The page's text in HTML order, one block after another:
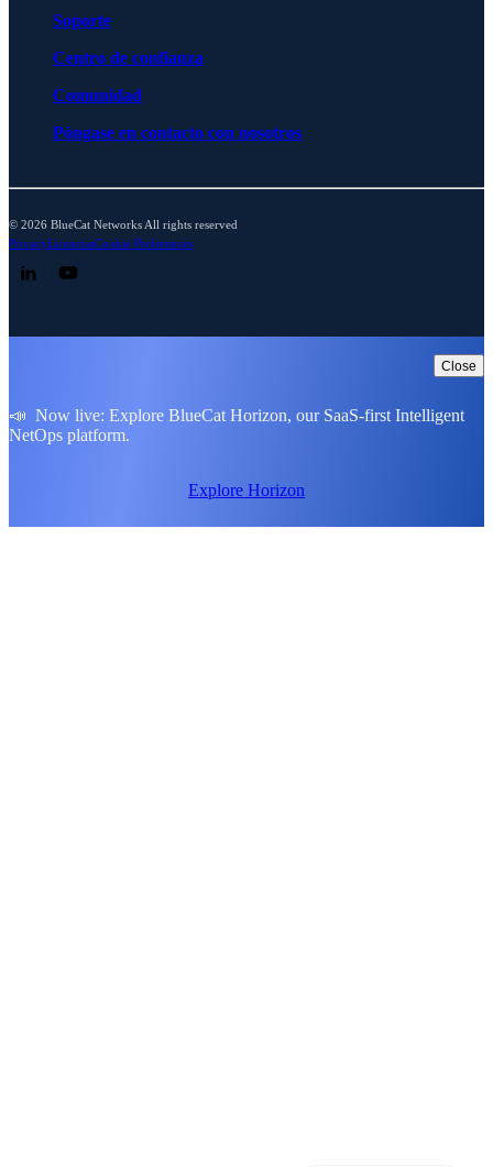
Soporte
Centro de confianza
Comunidad
Póngase en contacto con nosotros
© 2026 BlueCat Networks All rights reserved
PrivacyLicenciasCookie Preferences
Follow us on LinkedIn
Follow us on YouTube
Close
📣 Now live: Explore BlueCat Horizon, our SaaS-first Intelligent
NetOps platform.
Explore Horizon